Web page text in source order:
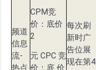
频道
信息
流-
热点
CPM竞
价：底价
2
元 CPC 竞
价：底 价
每次刷
新时广
告位展
现在第4